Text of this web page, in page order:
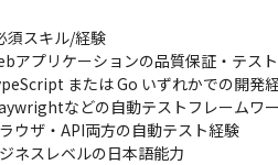
須スキル/経験
アプリケーションの品質保証・テス
または Go いずれかでの開発
などの自動テストフレームワ
ウザ・API両方の自動テスト経験
ネスレベルの日本語能力